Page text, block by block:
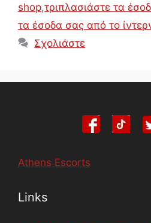
shop,τριπλασιάστε τα
τα έσοδα σας από το
Σχολιάστε
Athens Escorts
Links